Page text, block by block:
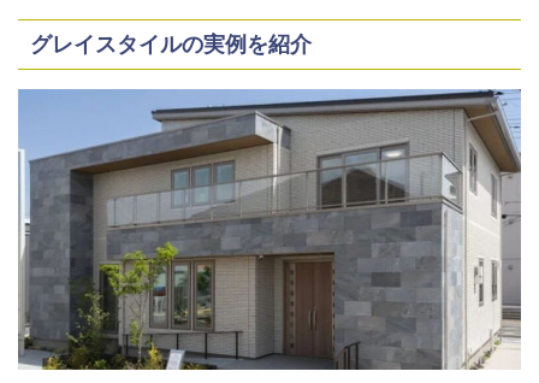
グレイスタイルの実例を紹介